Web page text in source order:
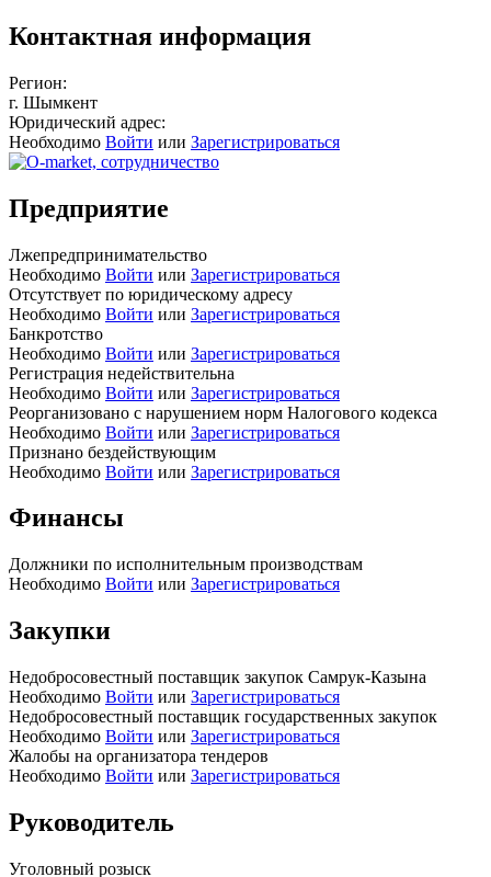
Контактная информация
Регион:
г. Шымкент
Юридический адрес:
Необходимо Войти или Зарегистрироваться
Предприятие
Лжепредпринимательство
Необходимо Войти или Зарегистрироваться
Отсутствует по юридическому адресу
Необходимо Войти или Зарегистрироваться
Банкротство
Необходимо Войти или Зарегистрироваться
Регистрация недействительна
Необходимо Войти или Зарегистрироваться
Реорганизовано с нарушением норм Налогового кодекса
Необходимо Войти или Зарегистрироваться
Признано бездействующим
Необходимо Войти или Зарегистрироваться
Финансы
Должники по исполнительным производствам
Необходимо Войти или Зарегистрироваться
Закупки
Недобросовестный поставщик закупок Самрук-Казына
Необходимо Войти или Зарегистрироваться
Недобросовестный поставщик государственных закупок
Необходимо Войти или Зарегистрироваться
Жалобы на организатора тендеров
Необходимо Войти или Зарегистрироваться
Руководитель
Уголовный розыск